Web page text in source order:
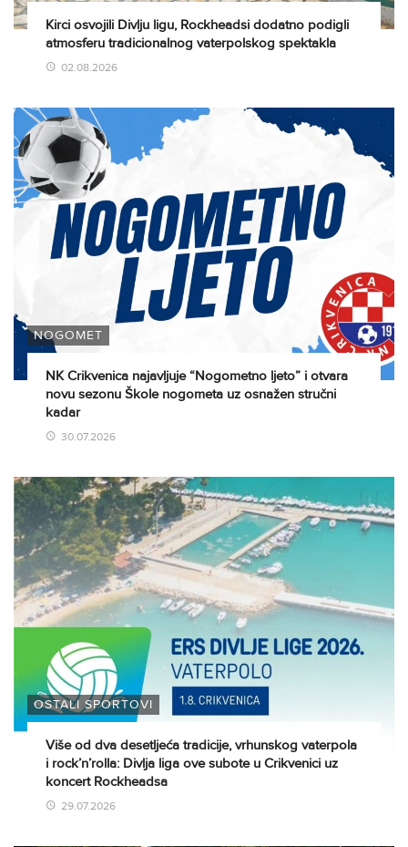
Kirci osvojili Divlju ligu, Rockheadsi dodatno podigli
atmosferu tradicionalnog vaterpolskog spektakla
02.08.2026
NOGOMET
NK Crikvenica najavljuje “Nogometno ljeto” i otvara
novu sezonu Škole nogometa uz osnažen stručni
kadar
30.07.2026
OSTALI SPORTOVI
Više od dva desetljeća tradicije, vrhunskog vaterpola
i rock’n’rolla: Divlja liga ove subote u Crikvenici uz
koncert Rockheadsa
29.07.2026